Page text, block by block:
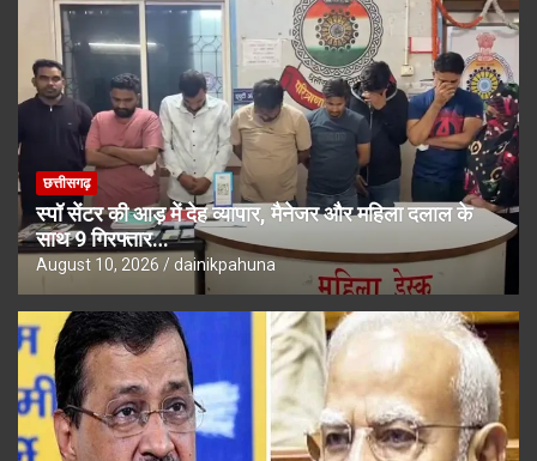
छत्तीसगढ़
स्पॉ सेंटर की आड़ में देह व्यापार, मैनेजर और महिला दलाल के
साथ 9 गिरफ्तार…
August 10, 2026 dainikpahuna